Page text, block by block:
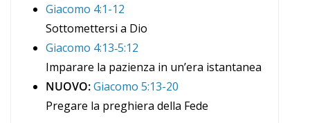
Giacomo 4:1-12
Sottomettersi a Dio
Giacomo 4:13‐5:12
Imparare la pazienza in un’era istantanea
NUOVO:Giacomo 5:13-20
Pregare la preghiera della Fede